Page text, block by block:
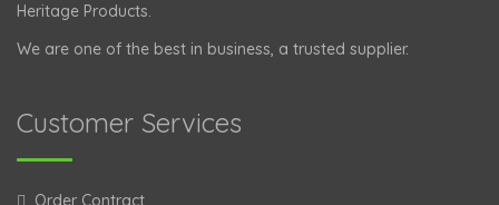
Heritage Products.
We are one of the best in business, a trusted supplier.
Customer Services